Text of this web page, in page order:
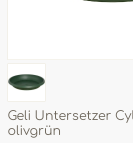
Geli Untersetzer
olivgrün